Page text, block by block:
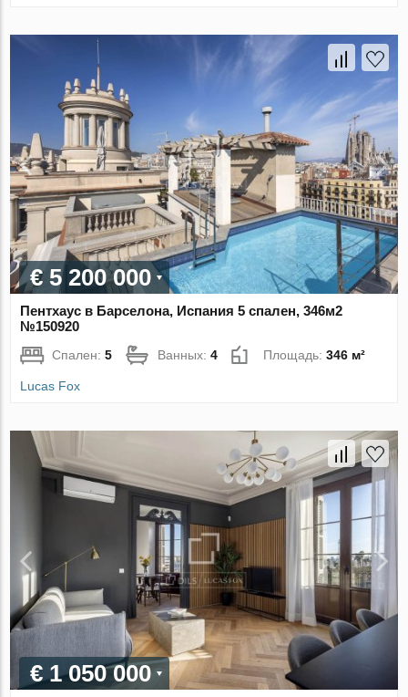
€ 5 200 000
Пентхаус в Барселона, Испания 5 спален, 346м2
№150920
Спален:5 Ванных:4 Площадь:346 м²
Lucas Fox
€ 1 050 000